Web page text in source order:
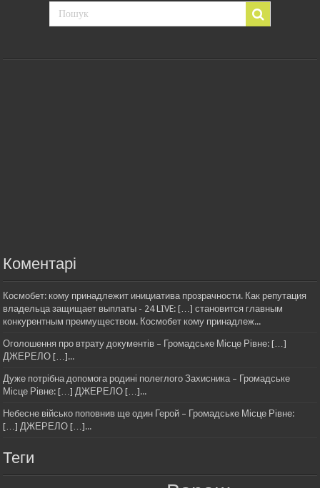
Коментарі
Космобет: кому принадлежит инициатива прозрачности. Как репутация
владельца защищает выплаты - 24 LIVE: […] становится главным
конкурентным преимуществом. Космобет кому принадлеж...
Оголошення про втрату документів – Громадське Місце Рівне: […]
ДЖЕРЕЛО […]...
Дуже потрібна допомога родині полеглого Захисника – Громадське
Місце Рівне: […] ДЖЕРЕЛО […]...
Небесне військо поповнив ще один Герой – Громадське Місце Рівне:
[…] ДЖЕРЕЛО […]...
Теги